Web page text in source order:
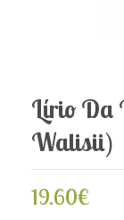
Lírio Da
Walisii)
19.60€